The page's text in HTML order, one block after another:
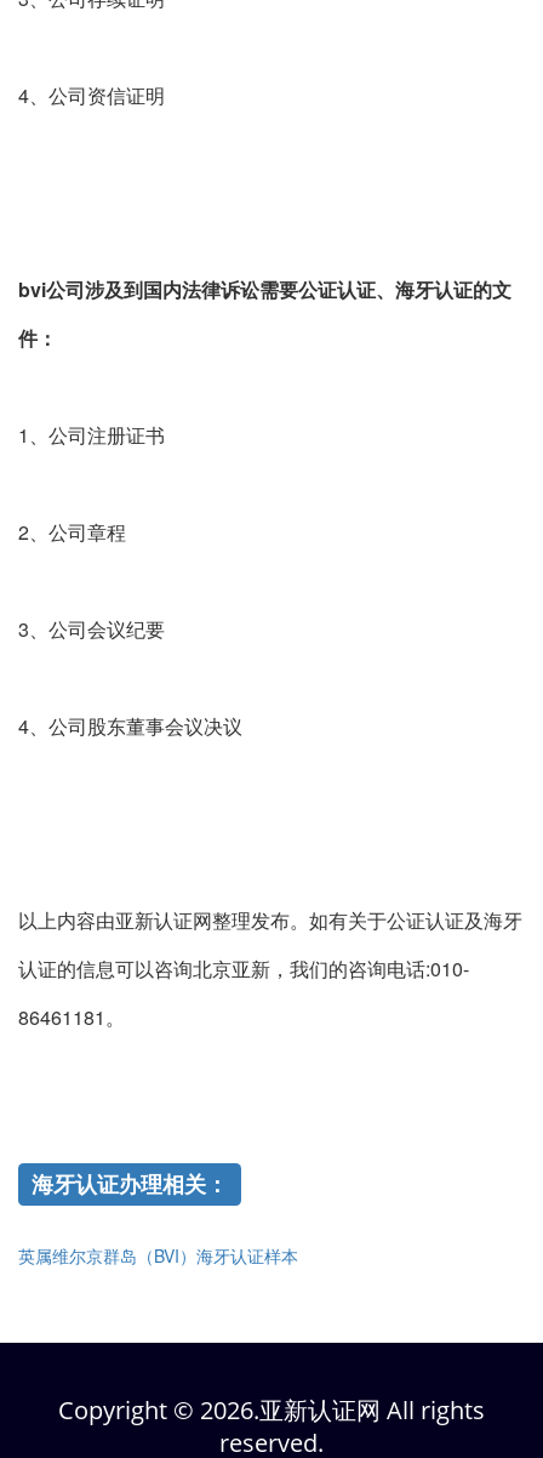
4、公司资信证明
bvi公司涉及到国内法律诉讼需要公证认证、海牙认证的文
件：
1、公司注册证书
2、公司章程
3、公司会议纪要
4、公司股东董事会议决议
以上内容由亚新认证网整理发布。如有关于公证认证及海牙
认证的信息可以咨询北京亚新，我们的咨询电话:010-
86461181。
海牙认证办理相关：
英属维尔京群岛（BVI）海牙认证样本
Copyright © 2026.亚新认证网 All rights
reserved.